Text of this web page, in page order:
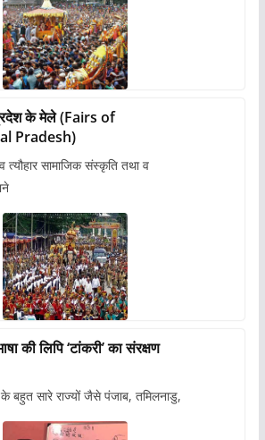
के मेले (Fairs of
Pradesh)
सामाजिक संस्कृति तथा व
का संरक्षण
बहुत सारे राज्यों जैसे पंजाब, तमिलनाडु,